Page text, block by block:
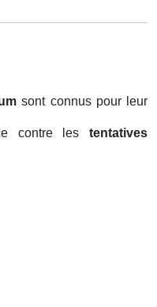
sont connus pour leur
contre les tentatives